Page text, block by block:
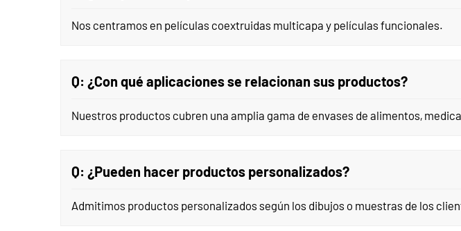
Nos centramos en películas coextruidas multicapa y películas funcionales.
Q: ¿Con qué aplicaciones se relacionan sus productos?
Nuestros productos cubren una amplia gama de envases de alimentos,
Q: ¿Pueden hacer productos personalizados?
Admitimos productos personalizados según los dibujos o muestras de los